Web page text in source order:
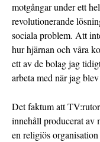
motgångar under ett
revolutionerande
sociala problem. Att
hur hjärnan och våra
ett av de bolag jag
arbeta med när jag
Det faktum att
innehåll producerat av
en religiös